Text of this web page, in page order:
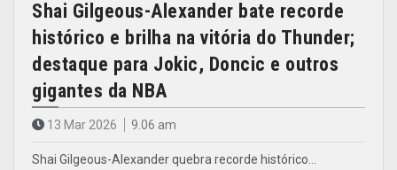
Shai Gilgeous-Alexander bate recorde
histórico e brilha na vitória do Thunder;
destaque para Jokic, Doncic e outros
gigantes da NBA
13 Mar 2026 9.06 am
Shai Gilgeous-Alexander quebra recorde histórico…